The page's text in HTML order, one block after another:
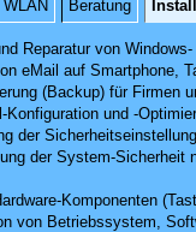
WLAN Beratung
Reparaturvon Windows-
eMail auf Smartphone,
(Backup) für Firmen
Konfiguration und -
der
der System-Sicherheit
Komponenten
von Betriebssystem,